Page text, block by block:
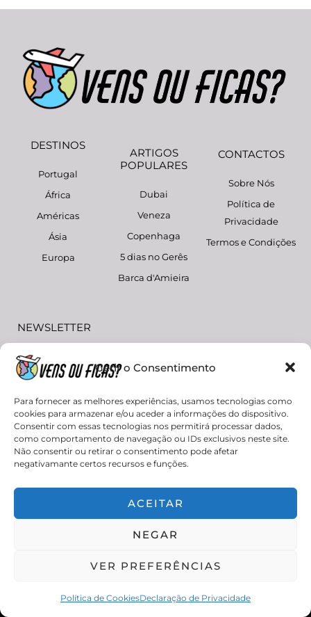
Gerir o Consentimento
Para fornecer as melhores experiências, usamos tecnologias como
cookies para armazenar e/ou aceder a informações do dispositivo.
Consentir com essas tecnologias nos permitirá processar dados,
como comportamento de navegação ou IDs exclusivos neste site.
Não consentir ou retirar o consentimento pode afetar
negativamante certos recursos e funções.
ACEITAR
NEGAR
VER PREFERÊNCIAS
Política de CookiesDeclaração de Privacidade
DESTINOS
Portugal
África
Américas
Ásia
Europa
ARTIGOS
POPULARES
Dubai
Veneza
Copenhaga
5 dias no Gerês
Barca d'Amieira
CONTACTOS
Sobre Nós
Política de
Privacidade
Termos e Condições
NEWSLETTER
Li e concordo com os termos e condições.
I T